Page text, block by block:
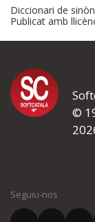
Si heu trobat un
quina és la
Diccionari de
Publicat amb
©
Seguiu-nos